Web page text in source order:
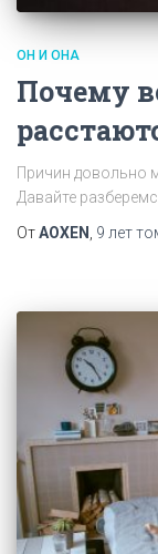
ОН И ОНА
Почему
Причин довольно
Давайте
ОтAOXEN , 9 лет